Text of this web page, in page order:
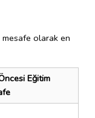
olarak en
Eğitim